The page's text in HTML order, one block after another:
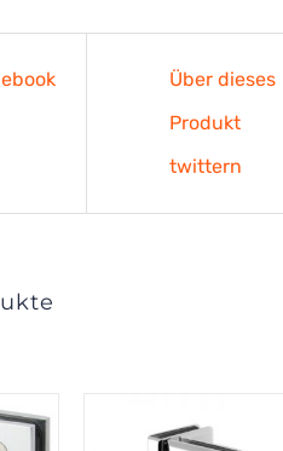
Über dieses
Produkt
twittern